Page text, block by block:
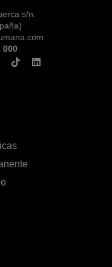
s/n.
000